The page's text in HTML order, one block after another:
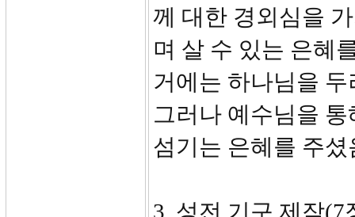
께 대한 경외심을
며 살 수 있는 은혜
거에는 하나님을
그러나 예수님을
섬기는 은혜를 주
3. 성전 기구 제작(7